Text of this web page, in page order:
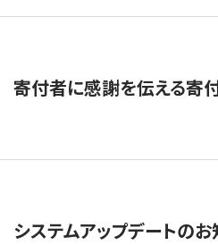
寄付者に感謝を伝える寄
システムアップデートのお